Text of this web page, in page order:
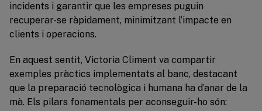
incidents i garantir que les empreses puguin
recuperar-se ràpidament, minimitzant l’impacte en
clients i operacions.
En aquest sentit, Victoria Climent va compartir
exemples pràctics implementats al banc, destacant
que la preparació tecnològica i humana ha d’anar de la
mà. Els pilars fonamentals per aconseguir-ho són: